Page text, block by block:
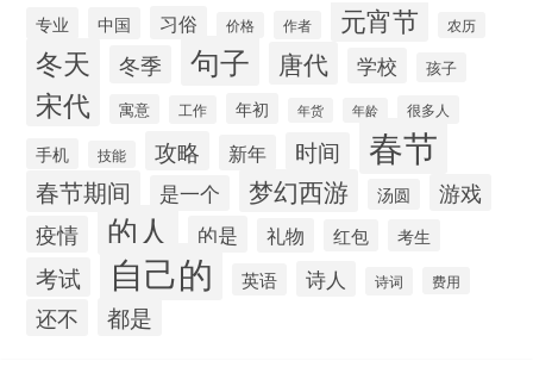
专业 中国 习俗 价格 作者 元宵节 农历
冬天 冬季 句子 唐代 学校 孩子
宋代 寓意 工作 年初 年货 年龄 很多人
手机 技能 攻略 新年 时间 春节
春节期间 是一个 梦幻西游 汤圆
游戏
疫情
的人 的是 礼物 红包 考生
考试 自己的 英语 诗人 诗词 费用
还不 都是